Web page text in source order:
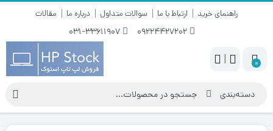
راهنمای خرید ارتباط با ما سوالات متداول درباره ما مقالات
0
|